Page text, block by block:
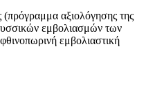
(πρόγραμμα αξιολόγησης της
εμβολιασμών των
εμβολιαστική